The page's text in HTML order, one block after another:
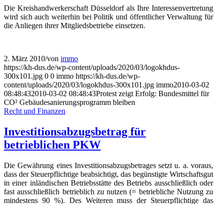
Die Kreishandwerkerschaft Düsseldorf als Ihre Interessenvertretung
wird sich auch weiterhin bei Politik und öffentlicher Verwaltung für
die Anliegen ihrer Mitgliedsbetriebe einsetzen.
2. März 2010/von immo
https://kh-dus.de/wp-content/uploads/2020/03/logokhdus-
300x101.jpg 0 0 immo https://kh-dus.de/wp-
content/uploads/2020/03/logokhdus-300x101.jpg immo2010-03-02
08:48:432010-03-02 08:48:43Protest zeigt Erfolg: Bundesmittel für
CO² Gebäudesanierungsprogramm bleiben
Recht und Finanzen
Investitionsabzugsbetrag für
betrieblichen PKW
Die Gewährung eines Investitionsabzugsbetrages setzt u. a. voraus,
dass der Steuerpflichtige beabsichtigt, das begünstigte Wirtschaftsgut
in einer inländischen Betriebsstätte des Betriebs ausschließlich oder
fast ausschließlich betrieblich zu nutzen (= betriebliche Nutzung zu
mindestens 90 %). Des Weiteren muss der Steuerpflichtige das